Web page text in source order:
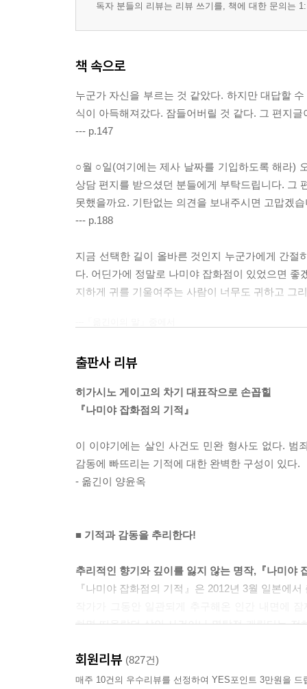
독자 분들의 리뷰는 리뷰 쓰기를, 책에 대한 문의는
책 속으로
누군가 자신을 부르는 것 같았다. 하지만 대답할
식이 아득해져갔다. 잠들어버릴 것 같다. 그 편지
--- p.147
○월 ○일(여기에는 제사 날짜를 기입하도록 해라)
상담 편지를 받으셨던 분들에게 부탁드립니다. 그
못했을까요. 기탄없는 의견을 보내주시면 고맙겠
--- p.188
지금 선택한 길이 올바른 것인지 누군가에게 간
다. 어딘가에 정말로 나미야 잡화점이 있었으면
지하게 귀를 기울여주는 사람이 너무도 귀하고 그
출판사 리뷰
히가시노 게이고의 차기 대표작으로 손꼽힐
『나미야 잡화점의 기적』
이 이야기에는 살인 사건도 민완 형사도 없다. 범
감동에 빠뜨리는 기적에 대한 완벽한 구성이 있다.
- 옮긴이 양윤옥
■ 기적과 감동을 추리한다!
추리적인 향기와 깊이를 잃지 않는 명작,『나미야
『나미야 잡화점의 기적』은 2012년 3월 일본에
하면 떠올랐던 살인 사건이나 명탐정 캐릭터는
아무도 살지 않는 오래된 잡화점에서 벌어지는 기
회원리뷰 (827건)
매주 10건의 우수리뷰를 선정하여 YES포인트 3만원을 드